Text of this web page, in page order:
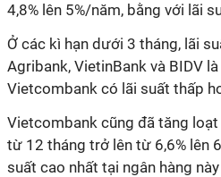
4,8% lên 5%/năm, bằng với lãi
Ở các kì hạn dưới 3 tháng, lãi
Agribank, VietinBank và BIDV
Vietcombank có lãi suất thấp
Vietcombank cũng đã tăng
từ 12 tháng trở lên từ 6,6% lên
suất cao nhất tại ngân hàng